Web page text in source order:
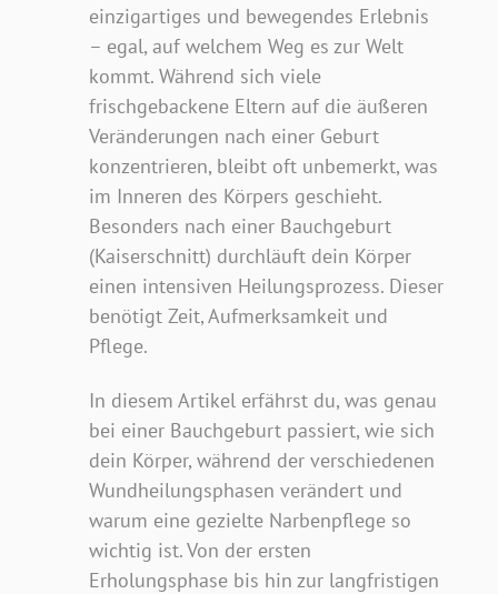
einzigartiges und bewegendes Erlebnis
– egal, auf welchem Weg es zur Welt
kommt. Während sich viele
frischgebackene Eltern auf die äußeren
Veränderungen nach einer Geburt
konzentrieren, bleibt oft unbemerkt, was
im Inneren des Körpers geschieht.
Besonders nach einer Bauchgeburt
(Kaiserschnitt) durchläuft dein Körper
einen intensiven Heilungsprozess. Dieser
benötigt Zeit, Aufmerksamkeit und
Pflege.
In diesem Artikel erfährst du, was genau
bei einer Bauchgeburt passiert, wie sich
dein Körper, während der verschiedenen
Wundheilungsphasen verändert und
warum eine gezielte Narbenpflege so
wichtig ist. Von der ersten
Erholungsphase bis hin zur langfristigen